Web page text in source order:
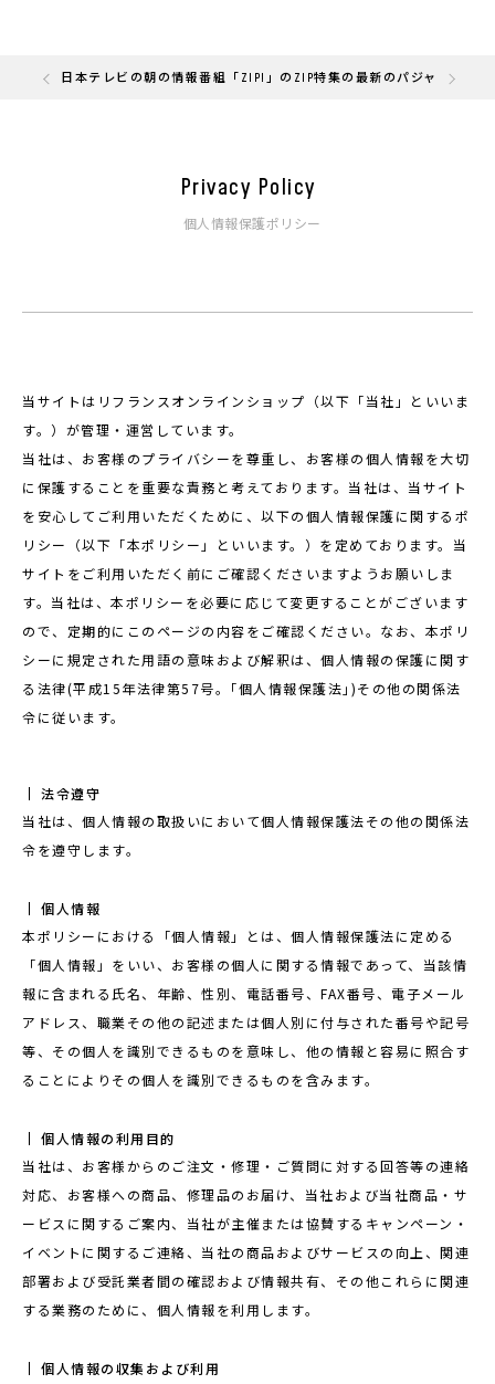
快眠部門」を受賞しました
日本テレビの朝の情報番組「ZIP!」のZIP特集の最新のパジャマとし
Privacy Policy
個人情報保護ポリシー
当サイトはリフランスオンラインショップ（以下「当社」といいま
す。）が管理・運営しています。
当社は、お客様のプライバシーを尊重し、お客様の個人情報を大切
に保護することを重要な責務と考えております。当社は、当サイト
を安心してご利用いただくために、以下の個人情報保護に関するポ
リシー（以下「本ポリシー」といいます。）を定めております。当
サイトをご利用いただく前にご確認くださいますようお願いしま
す。当社は、本ポリシーを必要に応じて変更することがございます
ので、定期的にこのページの内容をご確認ください。なお、本ポリ
シーに規定された用語の意味および解釈は、個人情報の保護に関す
る法律(平成15年法律第57号。｢個人情報保護法｣)その他の関係法
令に従います。
法令遵守
当社は、個人情報の取扱いにおいて個人情報保護法その他の関係法
令を遵守します。
個人情報
本ポリシーにおける「個人情報」とは、個人情報保護法に定める
「個人情報」をいい、お客様の個人に関する情報であって、当該情
報に含まれる氏名、年齢、性別、電話番号、FAX番号、電子メール
アドレス、職業その他の記述または個人別に付与された番号や記号
等、その個人を識別できるものを意味し、他の情報と容易に照合す
ることによりその個人を識別できるものを含みます。
個人情報の利用目的
当社は、お客様からのご注文・修理・ご質問に対する回答等の連絡
対応、お客様への商品、修理品のお届け、当社および当社商品・サ
ービスに関するご案内、当社が主催または協賛するキャンペーン・
イベントに関するご連絡、当社の商品およびサービスの向上、関連
部署および受託業者間の確認および情報共有、その他これらに関連
する業務のために、個人情報を利用します。
個人情報の収集および利用